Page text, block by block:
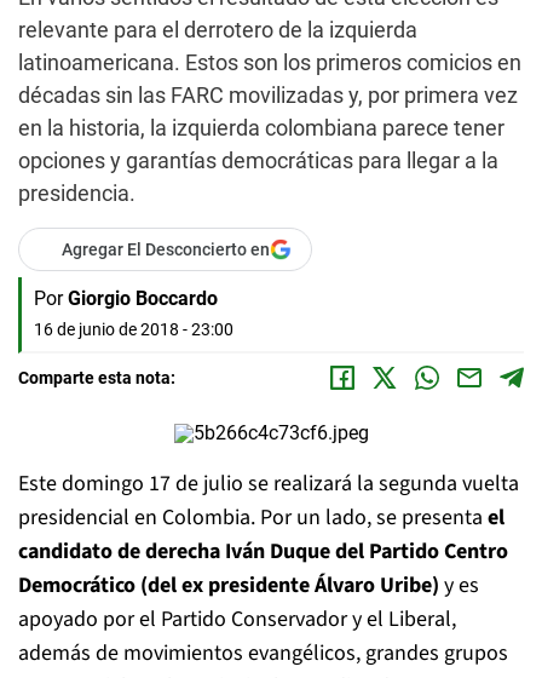
relevante para el derrotero de la izquierda
latinoamericana. Estos son los primeros comicios en
décadas sin las FARC movilizadas y, por primera vez
en la historia, la izquierda colombiana parece tener
opciones y garantías democráticas para llegar a la
presidencia.
Agregar El Desconcierto en
Por Giorgio Boccardo
16 de junio de 2018 - 23:00
Comparte esta nota:
Este domingo 17 de julio se realizará la segunda vuelta
presidencial en Colombia. Por un lado, se presenta el
candidato de derecha Iván Duque del Partido Centro
Democrático (del ex presidente Álvaro Uribe) y es
apoyado por el Partido Conservador y el Liberal,
además de movimientos evangélicos, grandes grupos